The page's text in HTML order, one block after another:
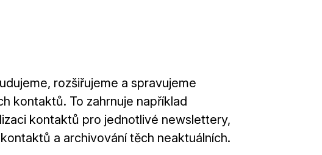
rozšiřujeme a spravujeme
kontaktů. To zahrnuje například
kontaktů pro jednotlivé newslettery,
a archivování těch neaktuálních.